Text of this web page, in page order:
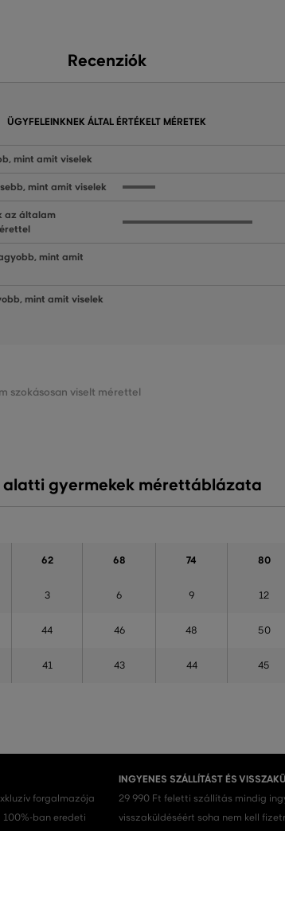
Recenziók
ÜGYFELEINKNEK ÁLTAL ÉRTÉKELT MÉRETEK
mint amit viselek
mint amit viselek
az általam
mint amit
mint amit viselek
szokásosan viselt mérettel
alatti gyermekek mérettáblázata
62 68 74 80
3 6 9 12
44 46 48 50
41 43 44 45
forgalmazója
100%-ban eredeti
INGYENES SZÁLLÍTÁST ÉS
29 990 Ft feletti szállítás mindig
visszaküldéséért soha nem kell